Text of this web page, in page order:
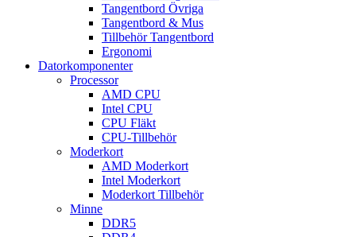
Tangentbord Övriga
Tangentbord & Mus
Tillbehör Tangentbord
Ergonomi
Datorkomponenter
Processor
AMD CPU
Intel CPU
CPU Fläkt
CPU-Tillbehör
Moderkort
AMD Moderkort
Intel Moderkort
Moderkort Tillbehör
Minne
DDR5